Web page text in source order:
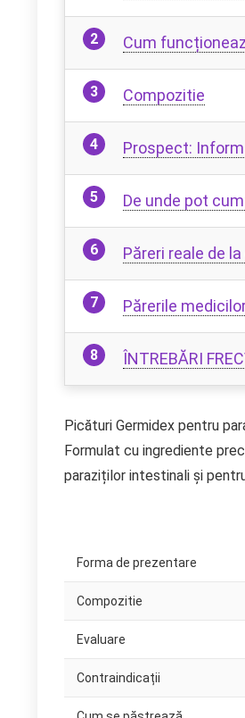
Cum
Compozitie
Prospect:
De unde pot
Păreri reale de
Părerile
ÎNTREBĂRI
Picături Germidex pentru
Formulat cu ingrediente
paraziților intestinali și
Forma de prezentare
Compozitie
Evaluare
Contraindicații